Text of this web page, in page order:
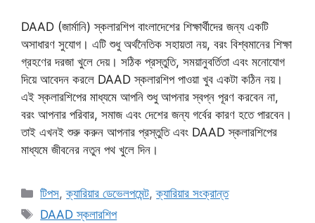
DAAD (জার্মানি) স্কলারশিপ বাংলাদেশের শিক্ষার্থীদের জন্য একটি
অসাধারণ সুযোগ। এটি শুধু অর্থনৈতিক সহায়তা নয়, বরং বিশ্বমানের শিক্ষা
গ্রহণের দরজা খুলে দেয়। সঠিক প্রস্তুতি, সময়ানুবর্তিতা এবং মনোযোগ
দিয়ে আবেদন করলে DAAD স্কলারশিপ পাওয়া খুব একটা কঠিন নয়।
এই স্কলারশিপের মাধ্যমে আপনি শুধু আপনার স্বপ্ন পূরণ করবেন না,
বরং আপনার পরিবার, সমাজ এবং দেশের জন্য গর্বের কারণ হতে পারবেন।
তাই এখনই শুরু করুন আপনার প্রস্তুতি এবং DAAD স্কলারশিপের
মাধ্যমে জীবনের নতুন পথ খুলে দিন।
Categories
টিপস,ক্যারিয়ার ডেভেলপমেন্ট,ক্যারিয়ার সংক্রান্ত
Tags
DAAD স্কলারশিপ